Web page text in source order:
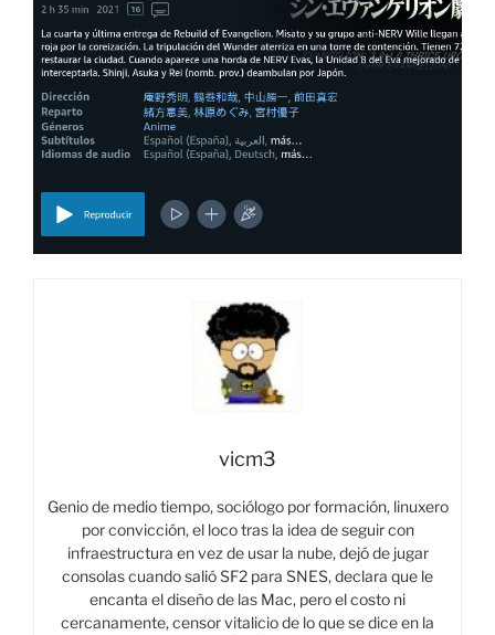
vicm3
Genio de medio tiempo, sociólogo por formación, linuxero
por convicción, el loco tras la idea de seguir con
infraestructura en vez de usar la nube, dejó de jugar
consolas cuando salió SF2 para SNES, declara que le
encanta el diseño de las Mac, pero el costo ni
cercanamente, censor vitalicio de lo que se dice en la